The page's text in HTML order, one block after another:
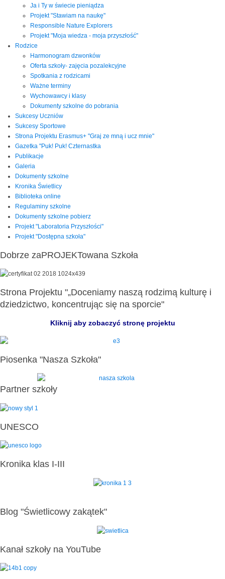
Ja i Ty w świecie pieniądza
Projekt "Stawiam na naukę"
Responsible Nature Explorers
Projekt "Moja wiedza - moja przyszłość"
Rodzice
Harmonogram dzwonków
Oferta szkoły- zajęcia pozalekcyjne
Spotkania z rodzicami
Ważne terminy
Wychowawcy i klasy
Dokumenty szkolne do pobrania
Sukcesy Uczniów
Sukcesy Sportowe
Strona Projektu Erasmus+ "Graj ze mną i ucz mnie"
Gazetka "Puk! Puk! Czternastka
Publikacje
Galeria
Dokumenty szkolne
Kronika Świetlicy
Biblioteka online
Regulaminy szkolne
Dokumenty szkolne pobierz
Projekt "Laboratoria Przyszłości"
Projekt "Dostępna szkoła"
Dobrze zaPROJEKTowana Szkoła
Strona Projektu "„Doceniamy naszą rodzimą kulturę i
dziedzictwo, koncentrując się na sporcie"
Kliknij aby zobaczyć stronę projektu
Piosenka "Nasza Szkoła"
Partner szkoły
UNESCO
Kronika klas I-III
Blog "Świetlicowy zakątek"
Kanał szkoły na YouTube